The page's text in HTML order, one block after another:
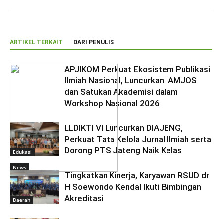
ARTIKEL TERKAIT DARI PENULIS
News
APJIKOM Perkuat Ekosistem Publikasi
Ilmiah Nasional, Luncurkan IAMJOS
dan Satukan Akademisi dalam
Workshop Nasional 2026
Edukasi
LLDIKTI VI Luncurkan DIAJENG,
Perkuat Tata Kelola Jurnal Ilmiah serta
Dorong PTS Jateng Naik Kelas
Daerah
Tingkatkan Kinerja, Karyawan RSUD dr
H Soewondo Kendal Ikuti Bimbingan
Akreditasi